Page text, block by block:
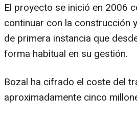
El proyecto se inició en 2006
continuar con la construcción
de primera instancia que
forma habitual en su gestión.
Bozal ha cifrado el coste del
aproximadamente cinco